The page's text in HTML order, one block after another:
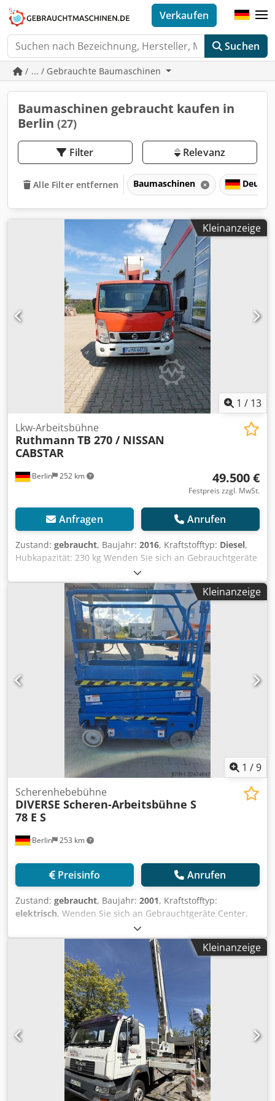
Suchen
Verkaufen
/ ... / Gebrauchte Baumaschinen
Baumaschinen gebraucht kaufen in
Berlin (27)
Filter Relevanz
Alle Filter entfernen Baumaschinen
Kleinanzeige
1 / 13
Berlin 252 km
Lkw-Arbeitsbühne
Ruthmann TB 270 / NISSAN
CABSTAR
49.500 €
Festpreis zzgl. MwSt.
Anfragen Anrufen
Zustand: gebraucht, Baujahr: 2016, Kraftstofftyp: Diesel,
Hubkapazität: 230 kg Wenden Sie sich an Gebrauchtgeräte
Center, um weitere Informationen zu erhalten. Chedpfx
Aezrrxyja Eoa DE01
Kleinanzeige
1 /9
Berlin 253 km
Scherenhebebühne
DIVERSE Scheren-Arbeitsbühne S
78 E S
Preisinfo Anrufen
Zustand: gebraucht, Baujahr: 2001, Kraftstofftyp:
elektrisch, Wenden Sie sich an Gebrauchtgeräte Center,
um weitere Informationen zu erhalten. Csdpfezq N R Dox
Aa Eoha DE01
Kleinanzeige